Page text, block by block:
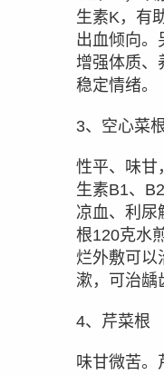
生素K，有
出血倾向。
增强体质、
稳定情绪。
3、空心菜
性平、味甘
生素B1、
凉血、利尿
根120克水
烂外敷可以
漱，可治龋
4、芹菜根
味甘微苦。